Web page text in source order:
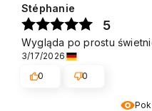
Stéphanie
5
Wygląda po prostu
3/17/2026
0
0